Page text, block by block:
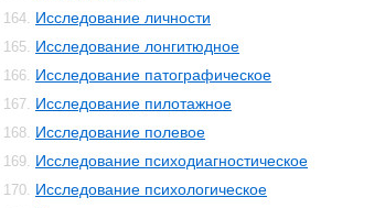
164. Исследование личности
165. Исследование лонгитюдное
166. Исследование патографическое
167. Исследование пилотажное
168. Исследование полевое
169. Исследование психодиагностическое
170. Исследование психологическое